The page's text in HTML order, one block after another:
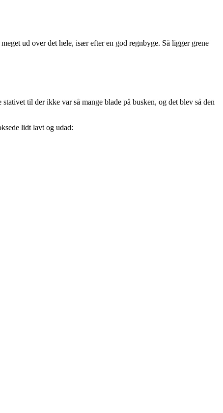
ud over det hele, især efter en god regnbyge. Så ligger grene
til der ikke var så mange blade på busken, og det blev så den
lidt lavt og udad: